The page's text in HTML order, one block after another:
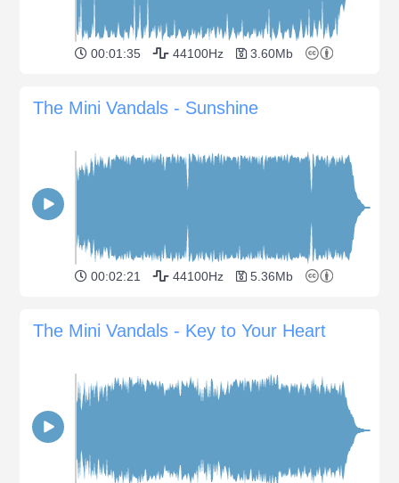
00:01:35 44100Hz 3.60Mb
The Mini Vandals - Sunshine
00:02:21 44100Hz 5.36Mb
The Mini Vandals - Key to Your Heart